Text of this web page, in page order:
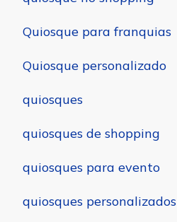
Quiosque para franquias
Quiosque personalizado
quiosques
quiosques de shopping
quiosques para evento
quiosques personalizados